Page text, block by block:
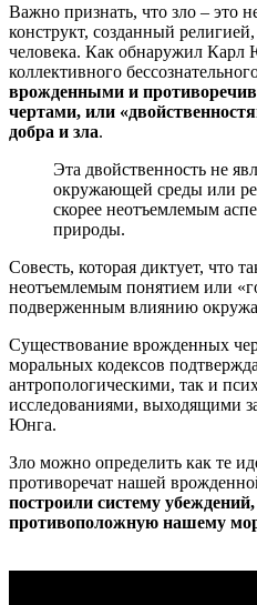
Важно признать, что зло – это
конструкт, созданный
человека. Как обнаружил Карл
коллективного
врожденными и
чертами, или
добра и зла.
Эта двойственность не
окружающей среды или
скорее неотъемлемым
природы.
Совесть, которая диктует, что
неотъемлемым понятием или
подверженным влиянию
Существование врожденных
моральных кодексов
антропологическими, так и
исследованиями, выходящими
Юнга.
Зло можно определить как те
противоречат нашей
построили систему
противоположную нашему